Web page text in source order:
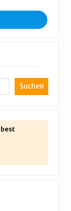
Suchen